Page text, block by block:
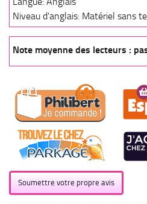
Niveau d'anglais: Matériel sans
Note moyenne des lecteurs :
Soumettre votre propre avis